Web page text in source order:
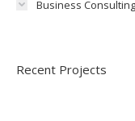
Business Consulting
Recent Projects